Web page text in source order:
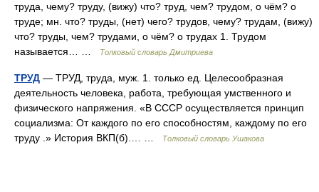
труда, чему? труду, (вижу) что? труд, чем? трудом, о чём? о
труде; мн. что? труды, (нет) чего? трудов, чему? трудам, (вижу)
что? труды, чем? трудами, о чём? о трудах 1. Трудом
называется… …
Толковый словарь Дмитриева
ТРУД — ТРУД, труда, муж. 1. только ед. Целесообразная
деятельность человека, работа, требующая умственного и
физического напряжения. «В СССР осуществляется принцип
социализма: От каждого по его способностям, каждому по его
труду .» История ВКП(б).… …
Толковый словарь Ушакова